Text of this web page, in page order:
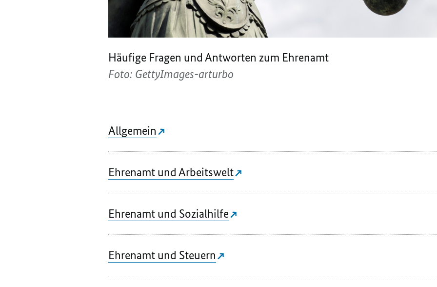
Häufige Fragen und Antworten zum Ehrenamt
Foto: GettyImages-arturbo
Allgemein
Ehrenamt und Arbeitswelt
Ehrenamt und Sozialhilfe
Ehrenamt und Steuern